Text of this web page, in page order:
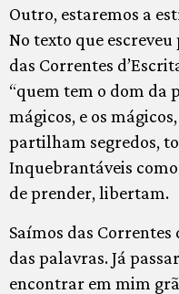
Outro, estaremos a
No texto que
das Correntes
“quem tem o dom da
mágicos, e os
partilham segredos,
Inquebrantáveis
de prender, libertam.
Saímos das Correntes
das palavras. Já
encontrar em mim